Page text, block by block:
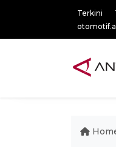
Terkini